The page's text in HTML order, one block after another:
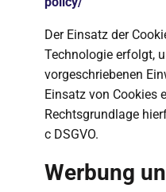
Der Einsatz der
Technologie erfolgt,
vorgeschriebenen
Einsatz von Cookies
Rechtsgrundlage
c DSGVO.
Werbung